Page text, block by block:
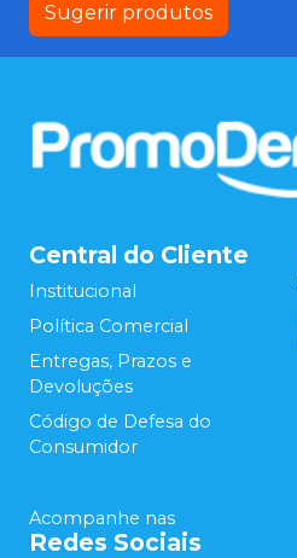
Sugerir produtos
Central do Cliente
Institucional
Política Comercial
Entregas, Prazos e
Devoluções
Código de Defesa do
Consumidor
Acompanhe nas
Redes Sociais